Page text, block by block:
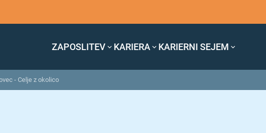
ZAPOSLITEV KARIERA KARIERNI SEJEM
- Celje z okolico